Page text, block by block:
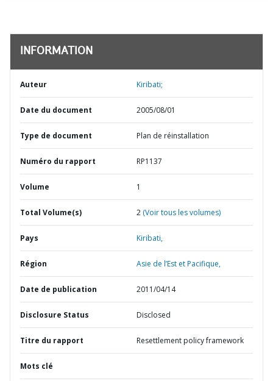
INFORMATION
Auteur Kiribati;
Date du document 2005/08/01
Type de document Plan de réinstallation
Numéro du rapport RP1137
Volume 1
Total Volume(s) 2 (Voir tous les volumes)
Pays Kiribati,
Région Asie de l’Est et Pacifique,
Date de publication 2011/04/14
Disclosure Status Disclosed
Titre du rapport Resettlement policy framework
Mots clé